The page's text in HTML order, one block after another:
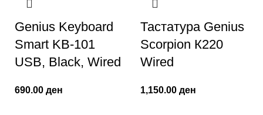
Genius Keyboard
Smart KB-101
USB, Black, Wired
690.00 ден
Тастатура Genius
Scorpion К220
Wired
1,150.00 ден